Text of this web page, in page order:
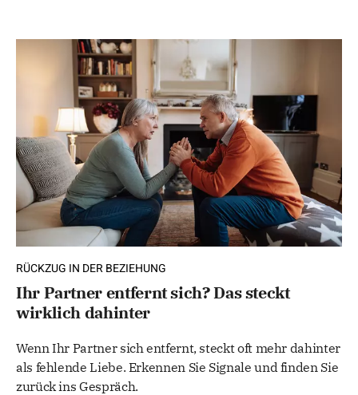
RÜCKZUG IN DER BEZIEHUNG
Ihr Partner entfernt sich? Das steckt
wirklich dahinter
Wenn Ihr Partner sich entfernt, steckt oft mehr dahinter
als fehlende Liebe. Erkennen Sie Signale und finden Sie
zurück ins Gespräch.